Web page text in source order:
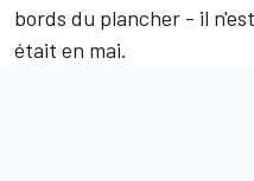
bords du plancher - il
était en mai.